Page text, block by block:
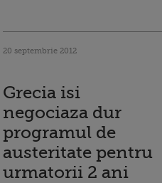
20 septembrie 2012
Grecia isi
negociaza dur
programul de
austeritate pentru
urmatorii 2 ani